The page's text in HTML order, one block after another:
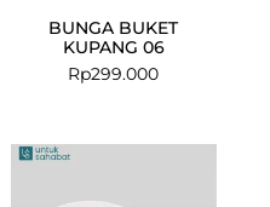
BUNGA BUKET
KUPANG 06
Rp299.000